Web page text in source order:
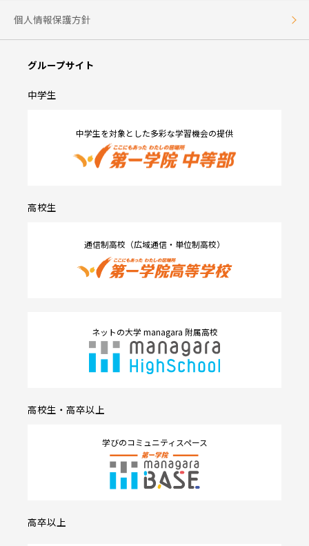
個人情報保護方針
グループサイト
中学生
中学生を対象とした多彩な学習機会の提供
高校生
通信制高校（広域通信・単位制高校）
ネットの大学 managara 附属高校
高校生・高卒以上
学びのコミュニティスペース
高卒以上